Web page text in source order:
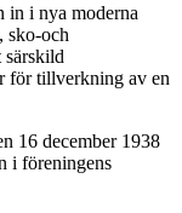
in i nya moderna
sko-och
särskild
för tillverkning av en
16 december 1938
i föreningens